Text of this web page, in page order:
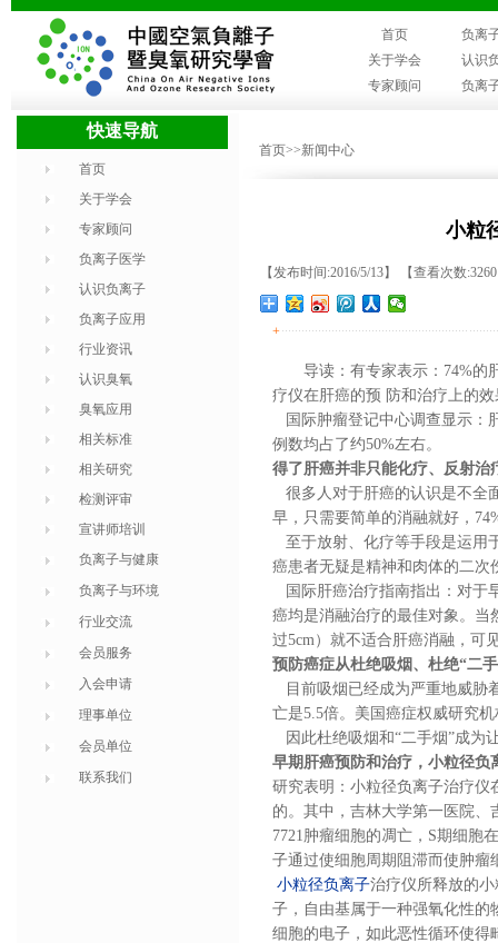
首页
负离
关于学会
认识
专家顾问
负离
快速导航
首页
关于学会
专家顾问
负离子医学
认识负离子
负离子应用
行业资讯
认识臭氧
臭氧应用
相关标准
相关研究
检测评审
宣讲师培训
负离子与健康
负离子与环境
行业交流
会员服务
入会申请
理事单位
会员单位
联系我们
首页>>新闻中心
小粒
【发布时间:2016/5/13】 【查看次数
+
导读：有专家表示：74%的
疗仪在肝癌的预 防和治疗上的
国际肿瘤登记中心调查显示：
例数均占了约50%左右。
得了肝癌并非只能化疗、反射治
很多人对于肝癌的认识是不全
早，只需要简单的消融就好，
至于放射、化疗等手段是运用
癌患者无疑是精神和肉体的二次
国际肝癌治疗指南指出：对于
癌均是消融治疗的最佳对象。当
过5cm）就不适合肝癌消融，可
预防癌症从杜绝吸烟、杜绝“二
目前吸烟已经成为严重地威胁
亡是5.5倍。美国癌症权威研究
因此杜绝吸烟和“二手烟”成为
早期肝癌预防和治疗，小粒径负
研究表明：小粒径负离子治疗仪
的。其中，吉林大学第一医院
7721肿瘤细胞的凋亡，S期细胞
子通过使细胞周期阻滞而使肿瘤
小粒径负离子治疗仪所释放的
子，自由基属于一种强氧化性的
细胞的电子，如此恶性循环使得